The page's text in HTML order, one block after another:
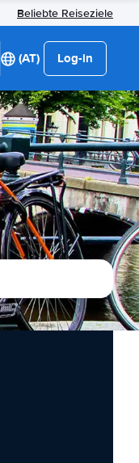
Beliebte Reiseziele
(AT) Log-in